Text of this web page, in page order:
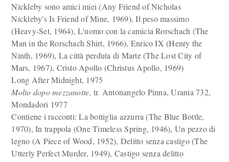
Nickleby sono amici miei (Any Friend of Nicholas
Nickleby's Is Friend of Mine, 1969), Il peso massimo
(Heavy-Set, 1964), L'uomo con la camicia Rorschach (The
Man in the Rorschach Shirt, 1966), Enrico IX (Henry the
Ninth, 1969), La città perduta di Marte (The Lost City of
Mars, 1967), Cristo Apollo (Christus Apollo, 1969)
Long After Midnight, 1975
Molto dopo mezzanotte, tr. Antonangelo Pinna, Urania 732,
Mondadori 1977
Contiene i racconti: La bottiglia azzurra (The Blue Bottle,
1970), In trappola (One Timeless Spring, 1946), Un pezzo di
legno (A Piece of Wood, 1952), Delitto senza castigo (The
Utterly Perfect Murder, 1949), Castigo senza delitto